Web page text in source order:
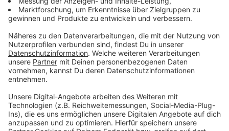
bestmöglich geschützt sind", so der Experte. Dazu
gehören eben entsprechende Maßnahmen bei hohen
Anzeige
Sektor gehören?"
Anzeige